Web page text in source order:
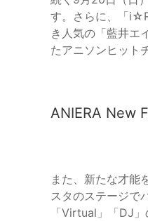
す。さらに、「
き人気の「藍井エ
たアニソンヒット
ANIERA New
また、新たな才能
スタのステージで
「Virtual」「DJ